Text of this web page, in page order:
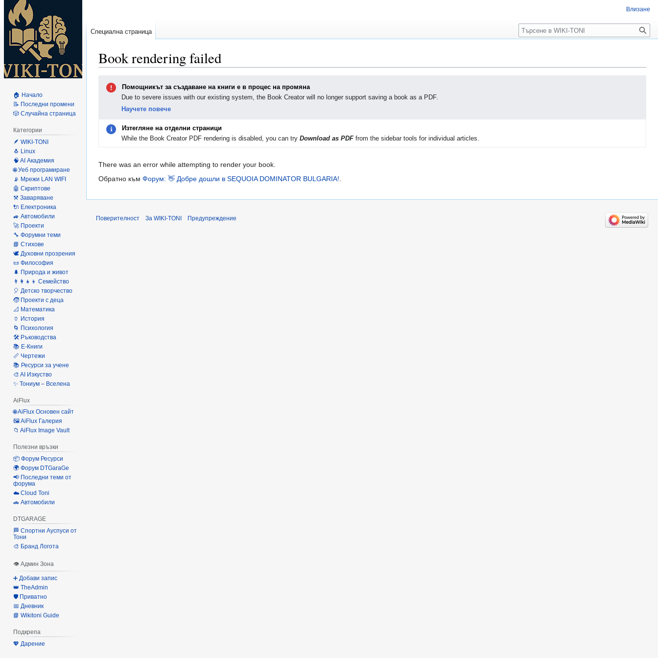
Book rendering failed
към
навигацията
към
търсенето
Помощникът за създаване на книги е в процес на промяна
Due to severe issues with our existing system, the Book Creator will no longer support saving a book as a PDF.
Научете повече
Изтегляне на отделни страници
While the Book Creator PDF rendering is disabled, you can try Download as PDFfrom the sidebar tools for individual articles.
There was an error while attempting to render your book.
Обратно към Форум: 👋 Добре дошли в SEQUOIA DOMINATOR BULGARIA!.
Влизане
Специална страница Търсене
🏠 Начало
📝 Последни промени
🎲 Случайна страница
Категории
🪶 WIKI-TONI
🐧 Linux
🧠 AI Академия
🌐 Уеб програмиране
📡 Мрежи LAN WIFI
🤖 Скриптове
⚒️ Заваряване
🔌 Електроника
🚙 Автомобили
🚀 Проекти
🔧 Форумни теми
📘 Стихове
🕊️ Духовни прозрения
📜 Философия
🌲 Природа и живот
👨‍👩‍👧‍👦 Семейство
🎈 Детско творчество
🧒 Проекти с деца
📐 Математика
🏺 История
🌀 Психология
🛠️ Ръководства
📚 Е-Книги
📏 Чертежи
📚 Ресурси за учене
🎨 AI Изкуство
✨ Тониум – Вселена
AiFlux
🌐 AiFlux Основен сайт
🖼️ AiFlux Галерия
📁 AiFlux Image Vault
Полезни връзки
📦 Форум Ресурси
🌍 Форум DTGaraGe
📢 Последни теми от
форума
☁️ Cloud Toni
🚗 Автомобили
DTGARAGE
🏁 Спортни Ауспуси от
Тони
🎨 Бранд Логота
👁 Админ Зона
➕ Добави запис
👑 TheAdmin
🛡️ Приватно
📅 Дневник
📘 Wikitoni Guide
Подкрепа
💖 Дарение
Поверителност За WIKI-TONI Предупреждение